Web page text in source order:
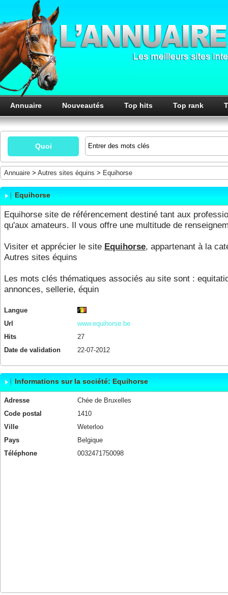
Annuaire Nouveautés Top hits Top rank
Quoi
Annuaire > Autres sites équins > Equihorse
Equihorse
Equihorse site de référencement destiné tant aux
qu'aux amateurs. Il vous offre une multitude de
Visiter et apprécier le site Equihorse, appartenant à la
Autres sites équins
Les mots clés thématiques associés au site sont :
annonces, sellerie, équin
Langue
Url
www.equihorse.be
Hits
27
Date de validation
22-07-2012
Informations sur la société: Equihorse
Adresse
Chée de Bruxelles
Code postal
1410
Ville
Weterloo
Pays
Belgique
Téléphone
0032471750098